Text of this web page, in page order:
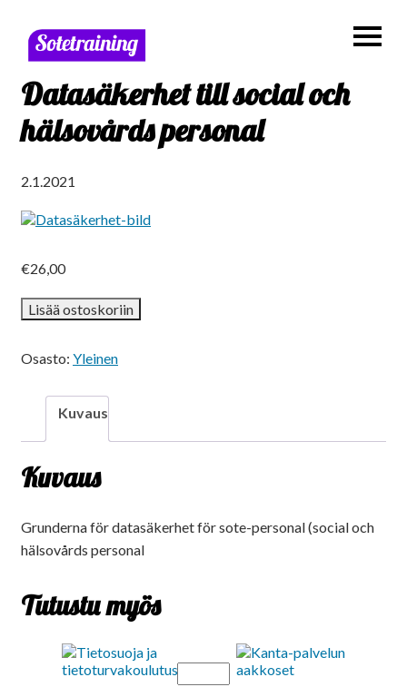
Datasäkerhet till social och
hälsovårds personal
2.1.2021
€26,00
Datasäkerhet
till
och
personal
Lisää ostoskoriin
Osasto: Yleinen
Kuvaus
Kuvaus
Grunderna för datasäkerhet för sote-personal (social och
hälsovårds personal
Tutustu myös